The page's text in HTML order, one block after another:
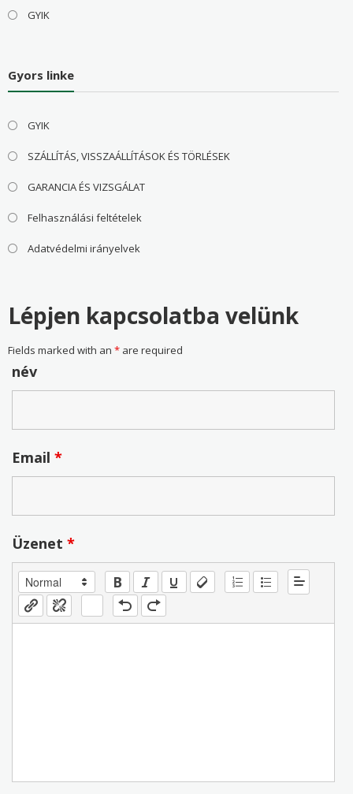
GYIK
Gyors linke
GYIK
SZÁLLÍTÁS, VISSZAÁLLÍTÁSOK ÉS TÖRLÉSEK
GARANCIA ÉS VIZSGÁLAT
Felhasználási feltételek
Adatvédelmi irányelvek
Lépjen kapcsolatba velünk
Fields marked with an *are required
név
Email *
Üzenet *